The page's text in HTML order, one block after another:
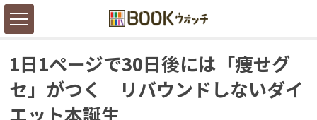
1日1ページで30日後には「痩せグ
セ」がつく リバウンドしないダイ
エット本誕生